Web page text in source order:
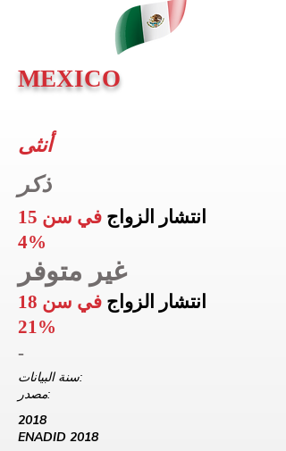
MEXICO
أنثى
ذكر
انتشار الزواج في سن 15
4%
غير متوفر
انتشار الزواج في سن 18
21%
-
سنة البيانات:
مصدر:
2018
ENADID 2018